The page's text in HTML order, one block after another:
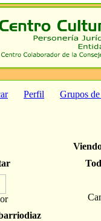
Perfil Grupos